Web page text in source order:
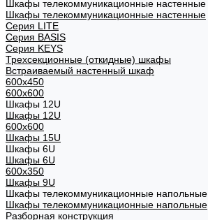
Шкафы телекоммуникационные настенные
Шкафы телекоммуникационные настенные
Cерия LITE
Cерия BASIS
Cерия KEYS
Трехсекционные (откидные) шкафы
Встраиваемый настенный шкаф
600x450
600x600
Шкафы 12U
Шкафы 12U
600x600
Шкафы 15U
Шкафы 6U
Шкафы 6U
600x350
Шкафы 9U
Шкафы телекоммуникационные напольные
Шкафы телекоммуникационные напольные
Разборная конструкция